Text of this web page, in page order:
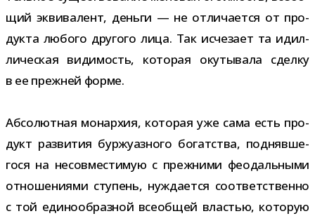
щий экви­ва­лент, деньги — не отли­ча­ется от про­
дукта любого дру­гого лица. Так исче­зает та идил­
ли­че­ская види­мость, кото­рая оку­ты­вала сделку
в ее преж­ней форме.
Абсолютная монар­хия, кото­рая уже сама есть про­
дукт раз­ви­тия бур­жу­аз­ного богат­ства, под­няв­ше­
гося на несов­ме­сти­мую с преж­ними фео­даль­ными
отно­ше­ни­ями сту­пень, нуж­да­ется соот­вет­ственно
с той еди­но­об­раз­ной все­об­щей вла­стью, кото­рую